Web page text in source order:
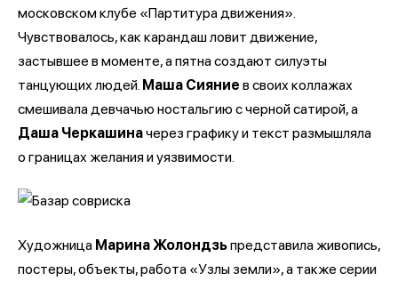
московском клубе «Партитура движения».
Чувствовалось, как карандаш ловит движение,
застывшее в моменте, а пятна создают силуэты
танцующих людей. Маша Сияние в своих коллажах
смешивала девчачью ностальгию с черной сатирой, а
Даша Черкашиначерез графику и текст размышляла
о границах желания и уязвимости.
Художница Марина Жолондзьпредставила живопись,
постеры, объекты, работа «Узлы земли», а также серии